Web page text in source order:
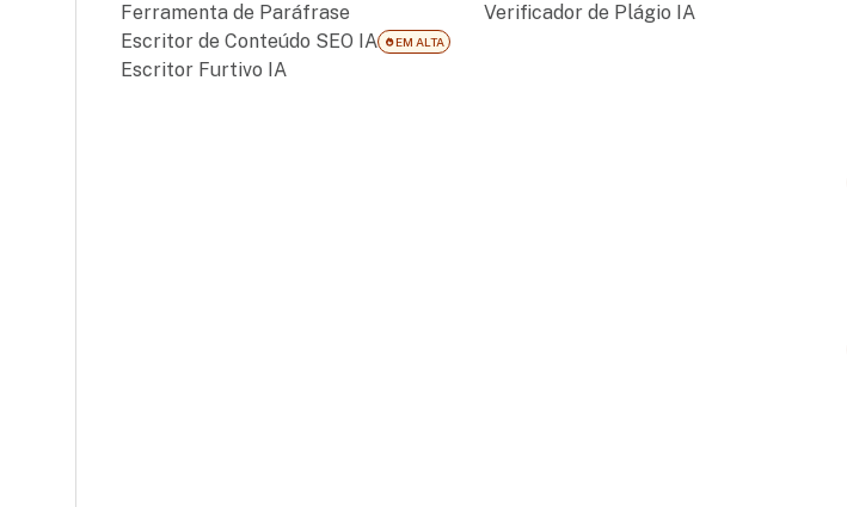
Ferramenta de Paráfrase
Escritor de Conteúdo SEO IA
EM ALTA
Escritor Furtivo IA
Verificador de Plágio IA